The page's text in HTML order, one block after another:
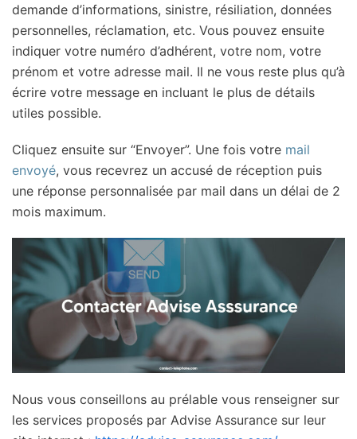
demande d’informations, sinistre, résiliation, données
personnelles, réclamation, etc. Vous pouvez ensuite
indiquer votre numéro d’adhérent, votre nom, votre
prénom et votre adresse mail. Il ne vous reste plus qu’à
écrire votre message en incluant le plus de détails
utiles possible.
Cliquez ensuite sur “Envoyer”. Une fois votre mail
envoyé, vous recevrez un accusé de réception puis
une réponse personnalisée par mail dans un délai de 2
mois maximum.
Nous vous conseillons au prélable vous renseigner sur
les services proposés par Advise Assurance sur leur